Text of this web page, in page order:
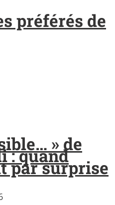
préférés de
» de
: quand
par surprise